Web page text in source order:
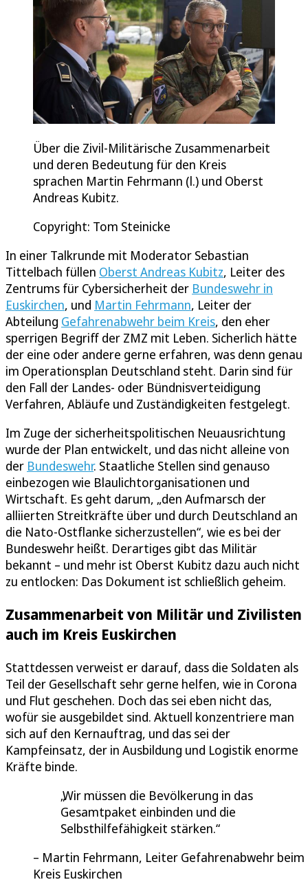
Über die Zivil-Militärische Zusammenarbeit
und deren Bedeutung für den Kreis
sprachen Martin Fehrmann (l.) und Oberst
Andreas Kubitz.
Copyright: Tom Steinicke
In einer Talkrunde mit Moderator Sebastian
Tittelbach füllen Oberst Andreas Kubitz, Leiter des
Zentrums für Cybersicherheit der Bundeswehr in
Euskirchen, und Martin Fehrmann, Leiter der
Abteilung Gefahrenabwehr beim Kreis, den eher
sperrigen Begriff der ZMZ mit Leben. Sicherlich hätte
der eine oder andere gerne erfahren, was denn genau
im Operationsplan Deutschland steht. Darin sind für
den Fall der Landes- oder Bündnisverteidigung
Verfahren, Abläufe und Zuständigkeiten festgelegt.
Im Zuge der sicherheitspolitischen Neuausrichtung
wurde der Plan entwickelt, und das nicht alleine von
der Bundeswehr. Staatliche Stellen sind genauso
einbezogen wie Blaulichtorganisationen und
Wirtschaft. Es geht darum, „den Aufmarsch der
alliierten Streitkräfte über und durch Deutschland an
die Nato-Ostflanke sicherzustellen“, wie es bei der
Bundeswehr heißt. Derartiges gibt das Militär
bekannt – und mehr ist Oberst Kubitz dazu auch nicht
zu entlocken: Das Dokument ist schließlich geheim.
Zusammenarbeit von Militär und Zivilisten
auch im Kreis Euskirchen
Stattdessen verweist er darauf, dass die Soldaten als
Teil der Gesellschaft sehr gerne helfen, wie in Corona
und Flut geschehen. Doch das sei eben nicht das,
wofür sie ausgebildet sind. Aktuell konzentriere man
sich auf den Kernauftrag, und das sei der
Kampfeinsatz, der in Ausbildung und Logistik enorme
Kräfte binde.
Wir müssen die Bevölkerung in das
Gesamtpaket einbinden und die
Selbsthilfefähigkeit stärken.
Martin Fehrmann, Leiter Gefahrenabwehr beim
Kreis Euskirchen